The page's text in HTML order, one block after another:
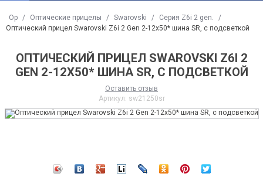
Op / Оптические прицелы / Swarovski / Серия Z6i 2 gen.
/
Оптический прицел Swarovski Z6i 2 Gen 2-12x50* шина SR, с подсветкой
ОПТИЧЕСКИЙ ПРИЦЕЛ SWAROVSKI Z6I 2
GEN 2-12X50* ШИНА SR, С ПОДСВЕТКОЙ
Оставить отзыв
Артикул: sw21250sr